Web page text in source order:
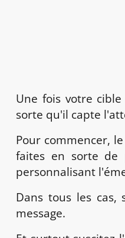
Une fois votre
sorte qu'il capte
Pour commencer,
faites en sorte de
personnalisant
Dans tous les
message.